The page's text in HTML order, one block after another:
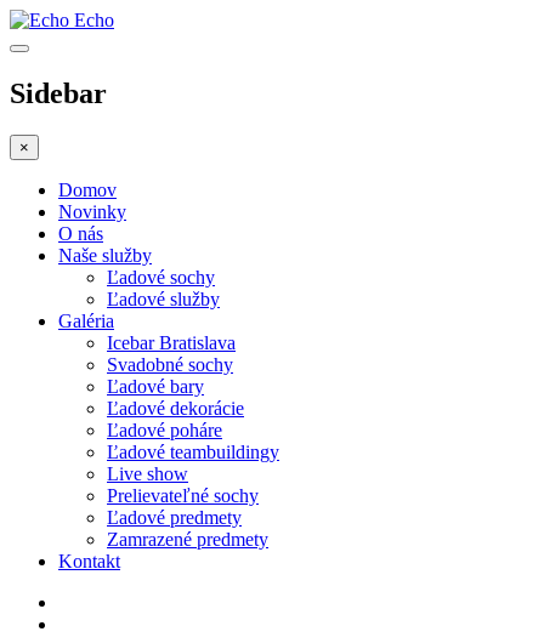
Echo
Sidebar
×
Domov
Novinky
O nás
Naše služby
Ľadové sochy
Ľadové služby
Galéria
Icebar Bratislava
Svadobné sochy
Ľadové bary
Ľadové dekorácie
Ľadové poháre
Ľadové teambuildingy
Live show
Prelievateľné sochy
Ľadové predmety
Zamrazené predmety
Kontakt